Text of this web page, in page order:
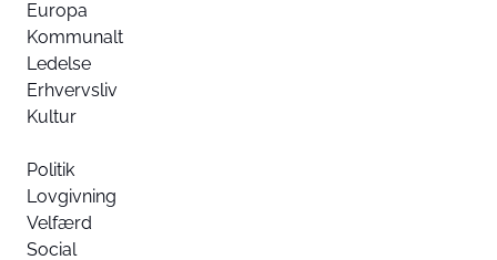
Europa
Kommunalt
Ledelse
Erhvervsliv
Kultur
Politik
Lovgivning
Velfærd
Social